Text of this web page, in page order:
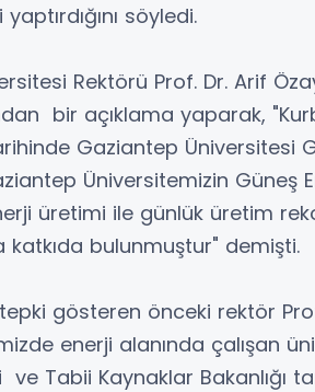
söyledi.
Rektörü Prof. Dr. Arif
bir açıklama yaparak,
Gaziantep Üniversitesi
Üniversitemizin
üretimi ile günlük üretim
bulunmuştur" demişti.
gösteren önceki rektör
enerji alanında çalışan
ve Tabii Kaynaklar Bakanlığı